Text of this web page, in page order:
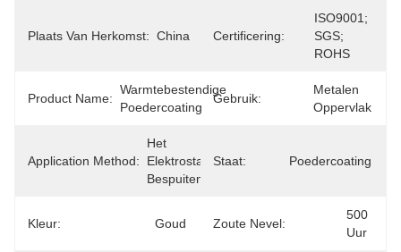
Plaats Van Herkomst: China Certificering:
ISO9001;
SGS;
ROHS
Product Name:
Warmtebestendige
Poedercoating
Gebruik:
Metalen
Oppervlak
Application Method:
Het
Elektrostatische
Bespuiten
Staat: Poedercoating
Kleur: Goud Zoute Nevel:
500
Uur